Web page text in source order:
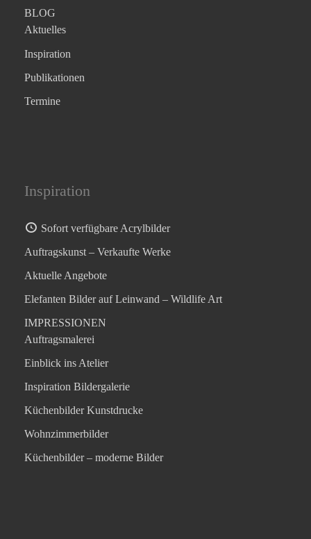
BLOG
Aktuelles
Inspiration
Publikationen
Termine
Inspiration
Sofort verfügbare Acrylbilder
Auftragskunst – Verkaufte Werke
Aktuelle Angebote
Elefanten Bilder auf Leinwand – Wildlife Art
IMPRESSIONEN
Auftragsmalerei
Einblick ins Atelier
Inspiration Bildergalerie
Küchenbilder Kunstdrucke
Wohnzimmerbilder
Küchenbilder – moderne Bilder